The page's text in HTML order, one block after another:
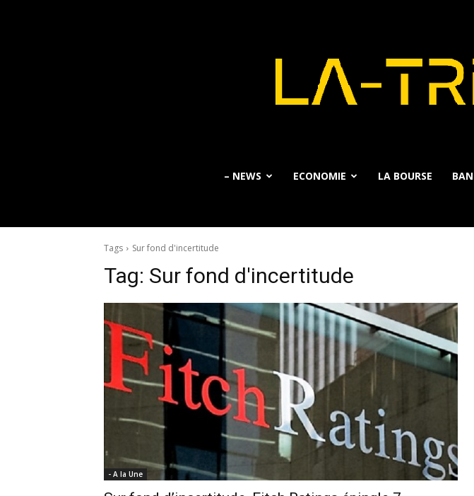
– NEWS ECONOMIE LA BOURSE
Tags Sur fond d'incertitude
Tag: Sur fond d'incertitude
- A la Une